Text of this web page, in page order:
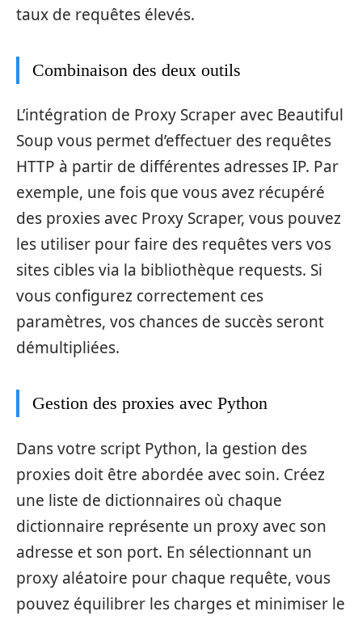
taux de requêtes élevés.
Combinaison des deux outils
L’intégration de Proxy Scraper avec Beautiful
Soup vous permet d’effectuer des requêtes
HTTP à partir de différentes adresses IP. Par
exemple, une fois que vous avez récupéré
des proxies avec Proxy Scraper, vous pouvez
les utiliser pour faire des requêtes vers vos
sites cibles via la bibliothèque requests. Si
vous configurez correctement ces
paramètres, vos chances de succès seront
démultipliées.
Gestion des proxies avec Python
Dans votre script Python, la gestion des
proxies doit être abordée avec soin. Créez
une liste de dictionnaires où chaque
dictionnaire représente un proxy avec son
adresse et son port. En sélectionnant un
proxy aléatoire pour chaque requête, vous
pouvez équilibrer les charges et minimiser le